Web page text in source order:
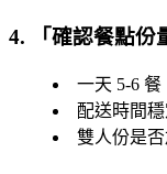
4. 「確認餐點份
一天 5-6 餐
配送時間
雙人份是